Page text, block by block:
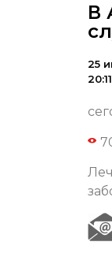
В
25
20:11